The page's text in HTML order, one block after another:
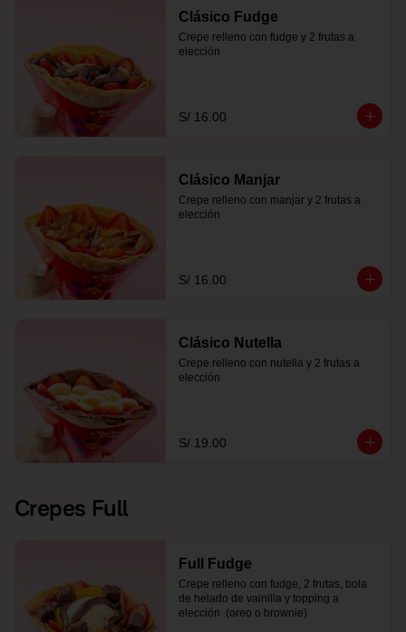
Clásico Fudge
Crepe relleno con fudge y 2 frutas a
elección
S/ 16.00
Clásico Manjar
Crepe relleno con manjar y 2 frutas a
elección
S/ 16.00
Clásico Nutella
Crepe relleno con nutella y 2 frutas a
elección
S/ 19.00
Crepes Full
Full Fudge
Crepe relleno con fudge, 2 frutas, bola
de helado de vainilla y topping a
elección  (oreo o brownie)